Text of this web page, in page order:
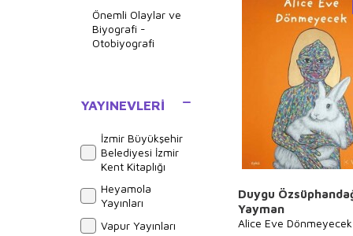
Önemli Olaylar ve
Biyografi -
Otobiyografi
Kitapları
Referans Kitaplar
Gezi Rehberi
YAYINEVLERI
İzmir Büyükşehir
Belediyesi İzmir
Kent Kitaplığı
Heyamola
Yayınları
Vapur Yayınları
Duygu
Yayman
Alice Eve Dönmeyecek